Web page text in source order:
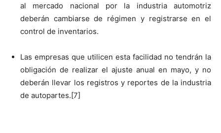
al mercado nacional por la industria automotriz
deberán cambiarse de régimen y registrarse en el
control de inventarios.
Las empresas que utilicen esta facilidad no tendrán la
obligación de realizar el ajuste anual en mayo, y no
deberán llevar los registros y reportes de la industria
de autopartes.[7]